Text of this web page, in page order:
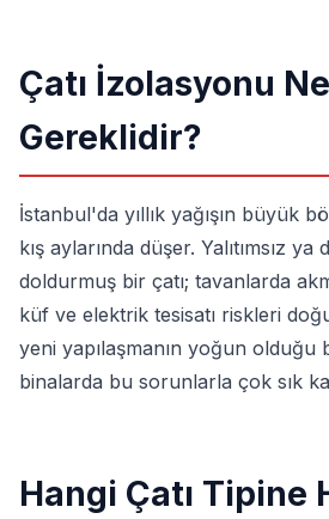
Çatı İzolasyonu
Gereklidir?
İstanbul'da yıllık yağışın büyük
kış aylarında düşer. Yalıtımsız ya
doldurmuş bir çatı; tavanlarda
küf ve elektrik tesisatı riskleri
yeni yapılaşmanın yoğun olduğu
binalarda bu sorunlarla çok sık
Hangi Çatı Tipine